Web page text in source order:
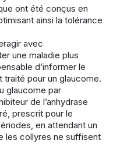
ont été conçus en
ainsi la tolérance
avec
une maladie plus
d’informer le
traité pour un glaucome.
glaucome par
de l’anhydrase
prescrit pour le
en attendant un
les collyres ne suffisent